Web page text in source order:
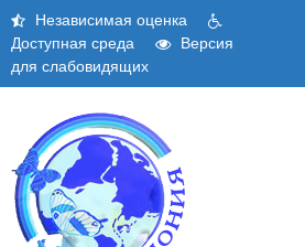
Skip
content
Независимая оценка
Доступная среда
Версия
для слабовидящих